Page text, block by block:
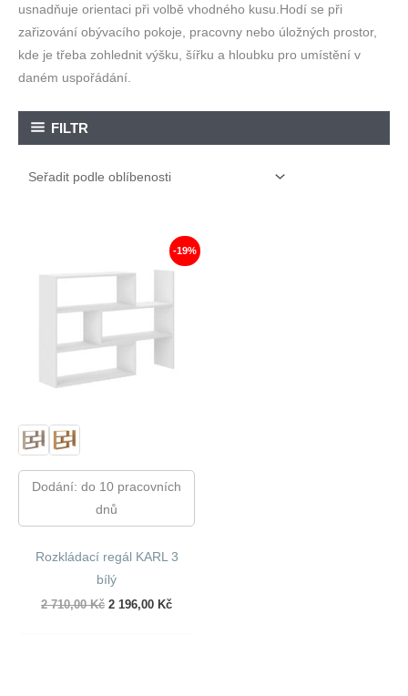
usnadňuje orientaci při volbě vhodného kusu.Hodí se při
zařizování obývacího pokoje, pracovny nebo úložných prostor,
kde je třeba zohlednit výšku, šířku a hloubku pro umístění v
daném uspořádání.
FILTR
-19%
Dodání: do 10 pracovních
dnů
Rozkládací regál KARL 3
bílý
2 710,00Kč Původní
2 196,00 KčAktuální